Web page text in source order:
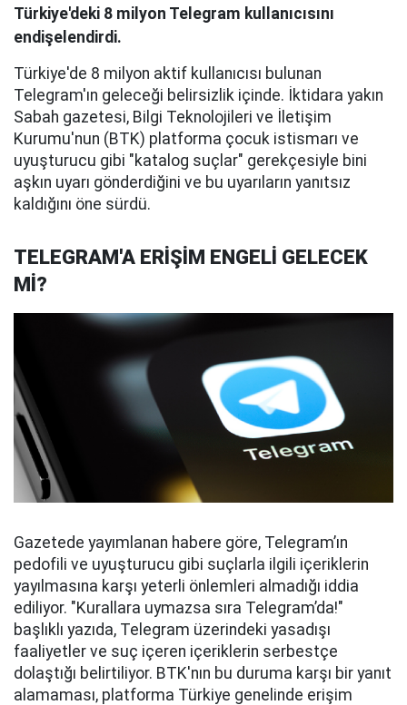
Türkiye'deki 8 milyon Telegram kullanıcısını
endişelendirdi.
Türkiye'de 8 milyon aktif kullanıcısı bulunan
Telegram'ın geleceği belirsizlik içinde. İktidara yakın
Sabah gazetesi, Bilgi Teknolojileri ve İletişim
Kurumu'nun (BTK) platforma çocuk istismarı ve
uyuşturucu gibi "katalog suçlar" gerekçesiyle bini
aşkın uyarı gönderdiğini ve bu uyarıların yanıtsız
kaldığını öne sürdü.
TELEGRAM'A ERİŞİM ENGELİ GELECEK
Mİ?
Gazetede yayımlanan habere göre, Telegram’ın
pedofili ve uyuşturucu gibi suçlarla ilgili içeriklerin
yayılmasına karşı yeterli önlemleri almadığı iddia
ediliyor. "Kurallara uymazsa sıra Telegram’da!"
başlıklı yazıda, Telegram üzerindeki yasadışı
faaliyetler ve suç içeren içeriklerin serbestçe
dolaştığı belirtiliyor. BTK'nın bu duruma karşı bir yanıt
alamaması, platforma Türkiye genelinde erişim